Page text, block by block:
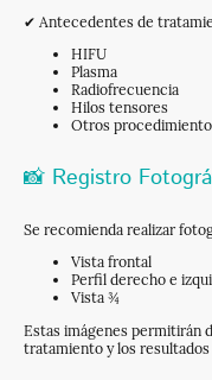
✔ Antecedentes de
HIFU
Plasma
Radiofrecuencia
Hilos tensores
Otros
📸 Registro
Se recomienda realizar
Vista frontal
Perfil derecho e
Vista ¾
Estas imágenes permitirán
tratamiento y los